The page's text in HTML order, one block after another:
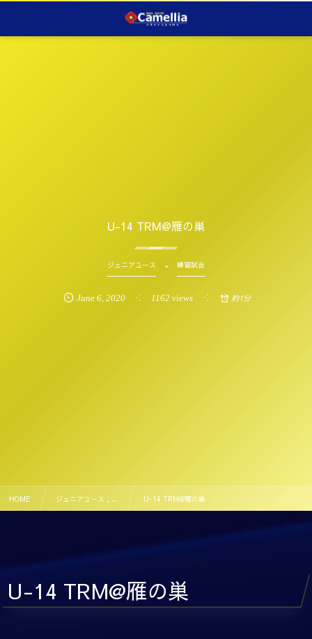
U-14 TRM@雁の巣
ジュニアユース 練習試合
June 6, 2020 1162 views 約1分
HOME ジュニアユース , … U-14 TRM@雁の巣
U-14 TRM@雁の巣